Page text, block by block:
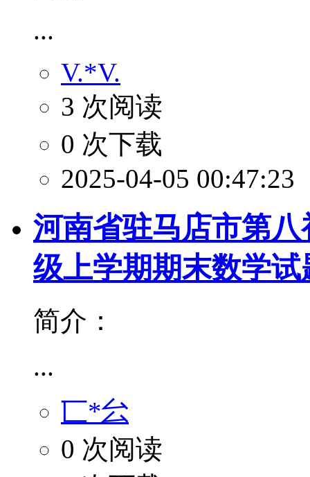
...
V.*V.
3 次阅读
0 次下载
2025-04-05 00:47:23
河南省驻马店市第八
级上学期期末数学试
简介：
...
匸*㕕
0 次阅读